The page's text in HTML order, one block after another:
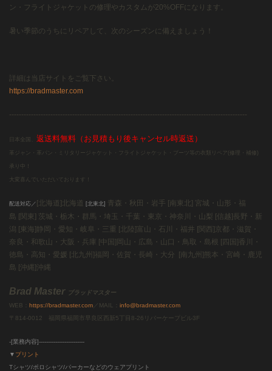
ン・フライトジャケットの修理やカスタムが20%OFFになります。
暑い季節のうちにリペアして、次のシーズンに備えましょう！
詳細は当店サイトをご覧下さい。
https://bradmaster.com
--------------------------------------------------------------------------------------------------
日本全国、 返送料無料（お見積もり後キャンセル時返送）
革ジャン・革パン・ミリタリージャケット・フライトジャケット・ブーツ等の衣類リペア(修理・補修)
承り中！
大変喜んでいただいております！
配送対応／ [北海道]北海道 [北東北] 青森・秋田・岩手 [南東北] 宮城・山形・福
島 [関東] 茨城・栃木・群馬・埼玉・千葉・東京・神奈川・山梨 [信越] 長野・新
潟 [東海] 静岡・愛知・岐阜・三重 [北陸] 富山・石川・福井 [関西] 京都・滋賀・
奈良・和歌山・大阪・兵庫
[中国] 岡山・広島・山口・鳥取・島根 [四国] 香川・
徳島・高知・愛媛 [北九州] 福岡・佐賀・長崎・大分 [南九州] 熊本・宮崎・鹿児
島 [沖縄] 沖縄
Brad Master
ブラッドマスター
WEB： https://bradmaster.com ／MAIL： info@bradmaster.com
〒814-0012 福岡県福岡市早良区西新5丁目8-26リバーケープビル3F
-[業務内容]-------------------------
▼ プリント
Tシャツ/ポロシャツ/パーカーなどのウェアプリント